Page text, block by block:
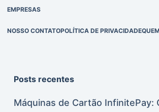
EMPRESAS
NOSSO CONTATOPOLÍTICA DE PRIVACIDADE
Posts recentes
Máquinas de Cartão InfinitePay: